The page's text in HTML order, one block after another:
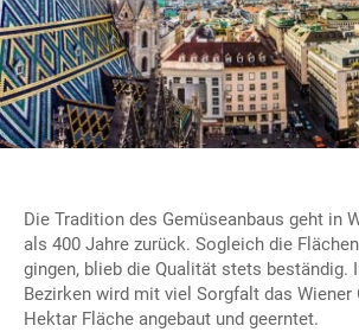
Die Tradition des Gemüseanbaus geht in
als 400 Jahre zurück. Sogleich die
gingen, blieb die Qualität stets beständig.
Bezirken wird mit viel Sorgfalt das Wiener
Hektar Fläche angebaut und geerntet.